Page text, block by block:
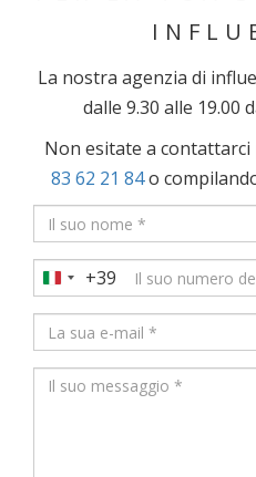
La nostra agenzia di
dalle 9.30 alle 19.00
Non esitate a
83 62 21 84o
Italy
+39
+39